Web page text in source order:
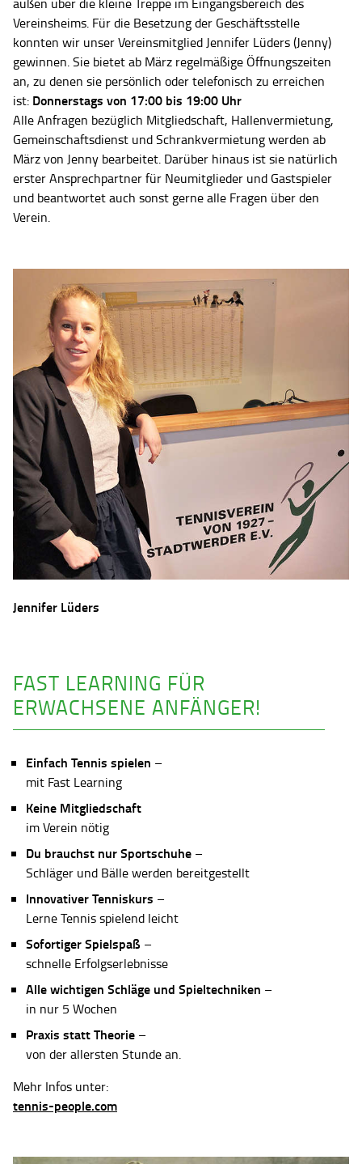
außen über die kleine Treppe im Eingangsbereich des
Vereinsheims. Für die Besetzung der Geschäftsstelle
konnten wir unser Vereinsmitglied Jennifer Lüders (Jenny)
gewinnen. Sie bietet ab März regelmäßige Öffnungszeiten
an, zu denen sie persönlich oder telefonisch zu erreichen
ist: Donnerstags von 17:00 bis 19:00 Uhr
Alle Anfragen bezüglich Mitgliedschaft, Hallenvermietung,
Gemeinschaftsdienst und Schrankvermietung werden ab
März von Jenny bearbeitet. Darüber hinaus ist sie natürlich
erster Ansprechpartner für Neumitglieder und Gastspieler
und beantwortet auch sonst gerne alle Fragen über den
Verein.
Jennifer Lüders
FAST LEARNING FÜR
ERWACHSENE ANFÄNGER!
Einfach Tennis spielen –
mit Fast Learning
Keine Mitgliedschaft
im Verein nötig
Du brauchst nur Sportschuhe –
Schläger und Bälle werden bereitgestellt
Innovativer Tenniskurs –
Lerne Tennis spielend leicht
Sofortiger Spielspaß –
schnelle Erfolgserlebnisse
Alle wichtigen Schläge und Spieltechniken –
in nur 5 Wochen
Praxis statt Theorie –
von der allersten Stunde an.
Mehr Infos unter:
tennis-people.com